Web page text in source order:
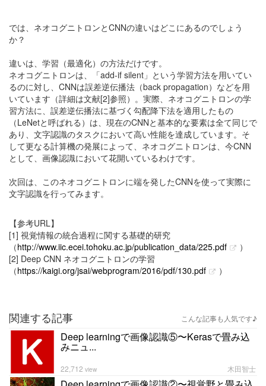
では、ネオコグニトロンとCNNの違いはどこにあるのでしょう
か？
違いは、学習（最適化）の方法だけです。
ネオコグニトロンは、「add-if silent」という学習方法を用いてい
るのに対し、CNNは誤差逆伝播法（back propagation）などを用
いています（詳細は文献[2]参照）。実際、ネオコグニトロンの学
習方法に、誤差逆伝播法に基づく勾配降下法を適用したもの
（LeNetと呼ばれる）は、現在のCNNと基本的な要素は全て同じで
あり、文字認識のタスクにおいて高い性能を達成しています。そ
して更なる計算機の発展によって、ネオコグニトロンは、今CNN
として、画像認識において花開いているわけです。
次回は、このネオコグニトロンに端を発したCNNを使って実際に
文字認識を行ってみます。
【参考URL】
[1] 視覚情報の統合過程に関する基礎的研究
（http://www.iic.ecei.tohoku.ac.jp/publication_data/225.pdf
）
[2] Deep CNN ネオコグニトロンの学習
（https://kaigi.org/jsai/webprogram/2016/pdf/130.pdf ）
関連する記事 こんな記事も人気です♪
Deep learningで画像認識⑤〜Kerasで畳み込
みニュ...
木田智士
22,712 view